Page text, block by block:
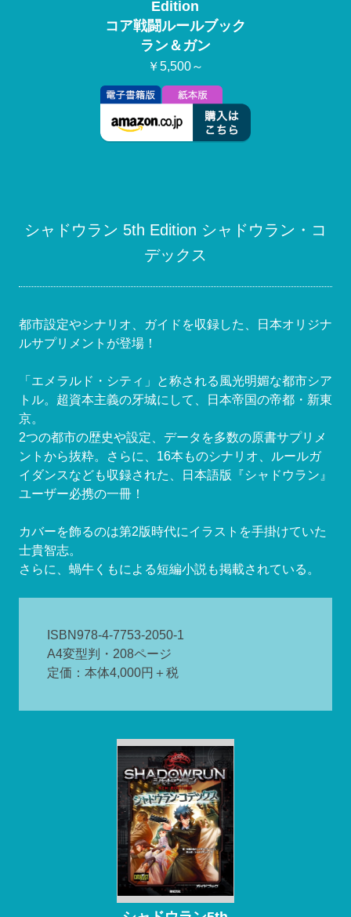
Edition
コア戦闘ルールブック
ラン＆ガン
￥5,500～
シャドウラン 5th Edition シャドウラン・コ
デックス
都市設定やシナリオ、ガイドを収録した、日本オリジナ
ルサプリメントが登場！
「エメラルド・シティ」と称される風光明媚な都市シア
トル。超資本主義の牙城にして、日本帝国の帝都・新東
京。
2つの都市の歴史や設定、データを多数の原書サプリメ
ントから抜粋。さらに、16本ものシナリオ、ルールガ
イダンスなども収録された、日本語版『シャドウラン』
ユーザー必携の一冊！
カバーを飾るのは第2版時代にイラストを手掛けていた
士貴智志。
さらに、蝸牛くもによる短編小説も掲載されている。
ISBN978-4-7753-2050-1
A4変型判・208ページ
定価：本体4,000円＋税